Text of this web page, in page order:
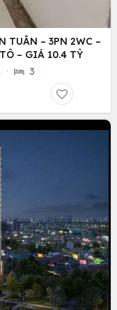
TUÂN – 3PN 2WC –
– GIÁ 10.4 TỶ
· 3